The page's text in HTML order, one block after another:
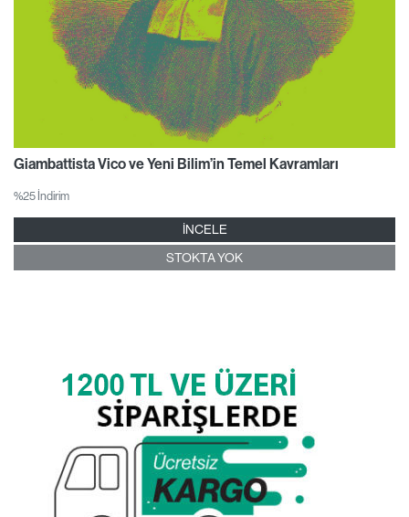
Giambattista Vico ve Yeni Bilim’in Temel Kavramları
%25 İndirim
İNCELE
STOKTA YOK